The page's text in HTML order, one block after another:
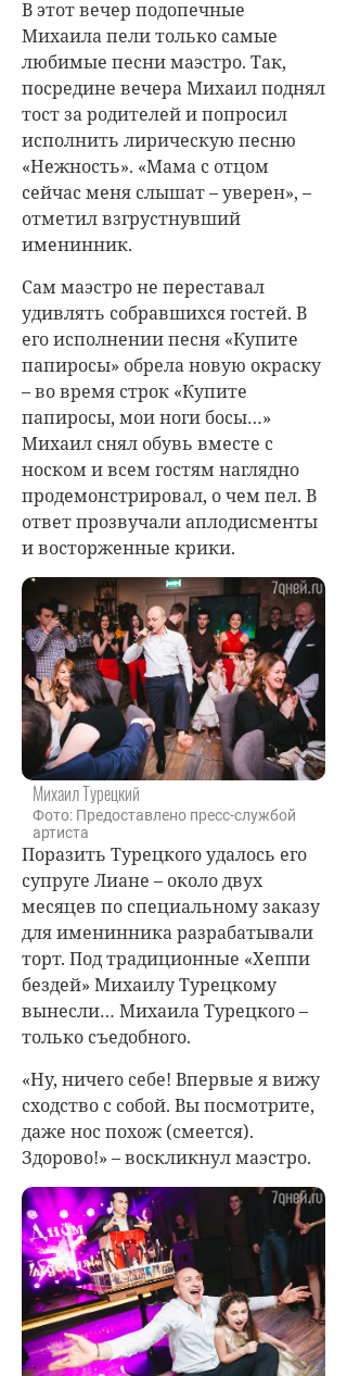
В этот вечер подопечные
Михаила пели только самые
любимые песни маэстро. Так,
посредине вечера Михаил поднял
тост за родителей и попросил
исполнить лирическую песню
«Нежность». «Мама с отцом
сейчас меня слышат – уверен», –
отметил взгрустнувший
именинник.
Сам маэстро не переставал
удивлять собравшихся гостей. В
его исполнении песня «Купите
папиросы» обрела новую окраску
– во время строк «Купите
папиросы, мои ноги босы…»
Михаил снял обувь вместе с
носком и всем гостям наглядно
продемонстрировал, о чем пел. В
ответ прозвучали аплодисменты
и восторженные крики.
Михаил Турецкий
Фото: Предоставлено пресс-службой
артиста
Поразить Турецкого удалось его
супруге Лиане – около двух
месяцев по специальному заказу
для именинника разрабатывали
торт. Под традиционные «Хеппи
бездей» Михаилу Турецкому
вынесли… Михаила Турецкого –
только съедобного.
«Ну, ничего себе! Впервые я вижу
сходство с собой. Вы посмотрите,
даже нос похож (смеется).
Здорово!» – воскликнул маэстро.